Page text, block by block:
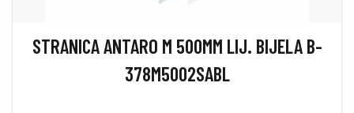
STRANICA ANTARO M 500MM LIJ. BIJELA B-
378M5002SABL